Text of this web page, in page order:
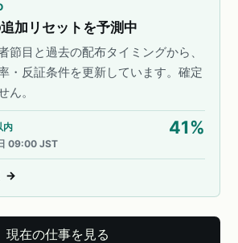
加リセットを予測中
節目と過去の配布タイミングから、
・反証条件を更新しています。確定
ん。
内 41%
09:00 JST
→
現在の仕事を見る